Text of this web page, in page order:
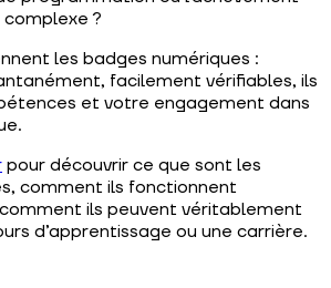
complexe ?
les badges numériques :
facilement vérifiables, ils
et votre engagement dans
pour découvrir ce que sont les
comment ils fonctionnent
ils peuvent véritablement
d’apprentissage ou une carrière.